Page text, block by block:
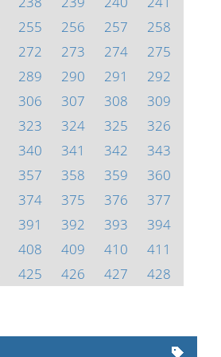
255 256 257
258
272 273 274
275
289 290 291
292
306 307 308
309
323 324 325
326
340 341 342
343
357 358 359
360
374 375 376
377
391 392 393
394
408 409 410
411
425 426 427
428